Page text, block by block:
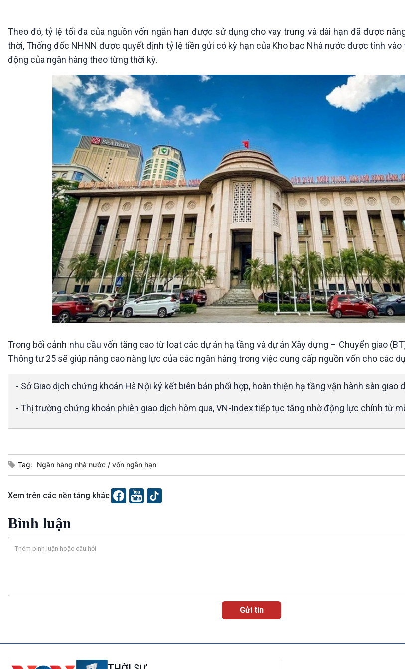
Tài nguyên và Môi trường
Chuyên gia của bạn
Xã hội chuyển động
Bước chân đến trường
khí hậu
E-Magazine
VOV1 đặc biệt
Thanh âm ký sự
Chân dung cuộc sống
Các chương trình đặc biệt
Theo đó, tỷ lệ tối đa của nguồn vốn ngắn hạn được sử dụng cho vay trung và dài hạn đã được
thời, Thống đốc NHNN được quyết định tỷ lệ tiền gửi có kỳ hạn của Kho bạc Nhà nước được tính vào
động của ngân hàng theo từng thời kỳ.
Trong bối cảnh nhu cầu vốn tăng cao từ loạt các dự án hạ tầng và dự án Xây dựng – Chuyển giao
Thông tư 25 sẽ giúp nâng cao năng lực của các ngân hàng trong việc cung cấp nguồn vốn cho các
- Sở Giao dịch chứng khoán Hà Nội ký kết biên bản phối hợp, hoàn thiện hạ tầng vận hành sàn giao
- Thị trường chứng khoán phiên giao dịch hôm qua, VN-Index tiếp tục tăng nhờ động lực chính từ
Tag: Ngân hàng nhà nước vốn ngắn hạn
Xem trên các nền tảng khác
Bình luận